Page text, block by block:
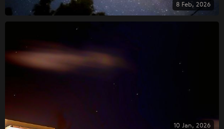
8 Feb, 2026
10 Jan, 2026